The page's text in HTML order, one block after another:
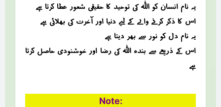
یہ نام انسان کو اللہ کی توحید کا حقیقی شعور عطا کرتا ہے
اس کا ذکر کرنے والے کے لیے دنیا اور آخرت کی بھلائی ہے
یہ نام دل کو نور سے بھر دیتا ہے
اس کے ذریعے سے بندہ اللہ کی رضا اور خوشنودی حاصل کرتا
ہے
Note: